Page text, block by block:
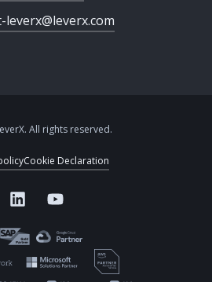
leverx@leverx.com
All rights reserved.
Cookie Declaration